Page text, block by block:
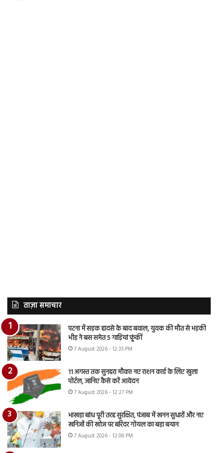
ताज़ा समाचार
पटना में सड़क हादसे के बाद बवाल, युवक की मौत से भड़की
भीड़ ने बस समेत 5 गाड़ियां फूंकीं
7 August 2026 - 12:35 PM
11 अगस्त तक सुनहरा मौका! नए राशन कार्ड के लिए खुला
पोर्टल, जानिए कैसे करें आवेदन
7 August 2026 - 12:27 PM
भाखड़ा बांध पूरी तरह सुरक्षित, पंजाब में खनन सुधारों और नए
खनिजों की खोज पर बरिंदर गोयल का बड़ा बयान
7 August 2026 - 12:06 PM